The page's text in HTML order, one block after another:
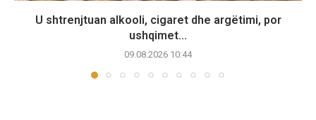
U shtrenjtuan alkooli, cigaret dhe argëtimi, por
ushqimet...
09.08.2026 10:44